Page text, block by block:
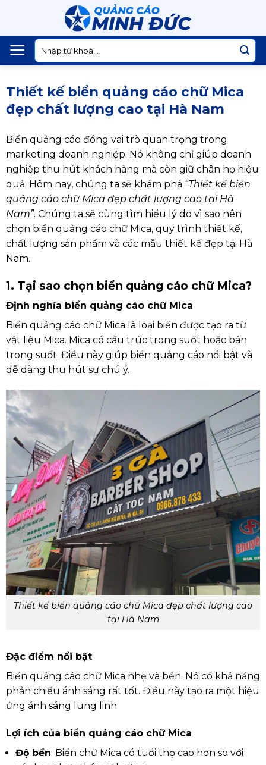
content
Tìm
kiếm:
Thiết kế biển quảng cáo chữ Mica
đẹp chất lượng cao tại Hà Nam
Biển quảng cáo đóng vai trò quan trọng trong
marketing doanh nghiệp. Nó không chỉ giúp doanh
nghiệp thu hút khách hàng mà còn giữ chân họ hiệu
quả. Hôm nay, chúng ta sẽ khám phá “Thiết kế biển
quảng cáo chữ Mica đẹp chất lượng cao tại Hà
Nam”. Chúng ta sẽ cùng tìm hiểu lý do vì sao nên
chọn biển quảng cáo chữ Mica, quy trình thiết kế,
chất lượng sản phẩm và các mẫu thiết kế đẹp tại Hà
Nam.
1. Tại sao chọn biển quảng cáo chữ Mica?
Định nghĩa biển quảng cáo chữ Mica
Biển quảng cáo chữ Mica là loại biển được tạo ra từ
vật liệu Mica. Mica có cấu trúc trong suốt hoặc bán
trong suốt. Điều này giúp biển quảng cáo nổi bật và
dễ dàng thu hút sự chú ý.
Thiết kế biển quảng cáo chữ Mica đẹp chất lượng cao
tại Hà Nam
Đặc điểm nổi bật
Biển quảng cáo chữ Mica nhẹ và bền. Nó có khả năng
phản chiếu ánh sáng rất tốt. Điều này tạo ra một hiệu
ứng ánh sáng lung linh.
Lợi ích của biển quảng cáo chữ Mica
Độ bền: Biển chữ Mica có tuổi thọ cao hơn so với